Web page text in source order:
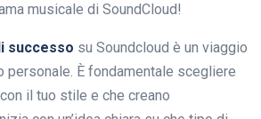
musicale di SoundCloud!
successo su Soundcloud è un viaggio
personale. È fondamentale scegliere
il tuo stile e che creano